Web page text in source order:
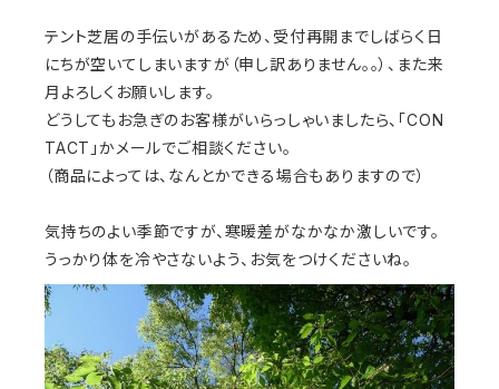
テント芝居の手伝いがあるため、受付再開までしばらく日
にちが空いてしまいますが（申し訳ありません。。）、また来
月よろしくお願いします。
どうしてもお急ぎのお客様がいらっしゃいましたら、「CON
TACT」かメールでご相談ください。
（商品によっては、なんとかできる場合もありますので）
気持ちのよい季節ですが、寒暖差がなかなか激しいです。
うっかり体を冷やさないよう、お気をつけくださいね。